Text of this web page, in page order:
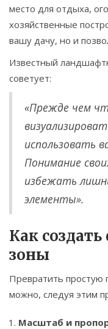
место для отдыха,
хозяйственные
вашу дачу, но и
Известный
советует:
«Прежде чем
использовать
Понимание
избежать
элементы».
Как
зоны
Превратить простую
можно, следуя этим
Масштаб и